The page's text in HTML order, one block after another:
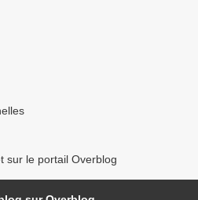
sur le portail Overblog